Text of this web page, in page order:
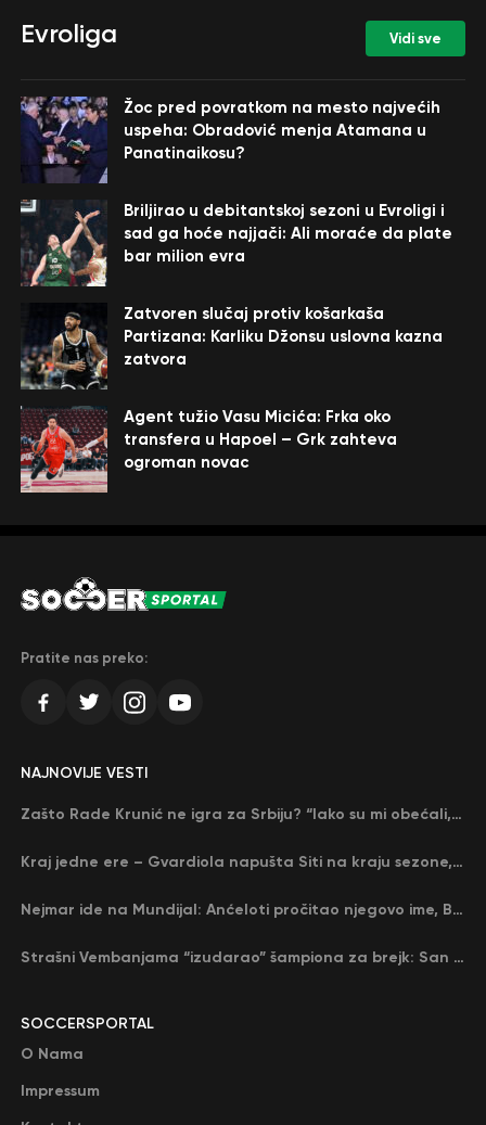
Evroliga Vidi sve
Žoc pred povratkom na mesto najvećih
uspeha: Obradović menja Atamana u
Panatinaikosu?
Briljirao u debitantskoj sezoni u Evroligi i
sad ga hoće najjači: Ali moraće da plate
bar milion evra
Zatvoren slučaj protiv košarkaša
Partizana: Karliku Džonsu uslovna kazna
zatvora
Agent tužio Vasu Micića: Frka oko
transfera u Hapoel – Grk zahteva
ogroman novac
Pratite nas preko:
SOCCERSPORTAL
O Nama
Impressum
NAJNOVIJE VESTI
Zašto Rade Krunić ne igra za Srbiju? “Iako su mi obećali, niko me nije zvao…”
Kraj jedne ere – Gvardiola napušta Siti na kraju sezone, menja ga njegov nekadašnji rival
Nejmar ide na Mundijal: Anćeloti pročitao njegovo ime, Brazil u delirijumu (VIDEO)
Strašni Vembanjama “izudarao” šampiona za brejk: San Antonio poveo protiv Oklahome